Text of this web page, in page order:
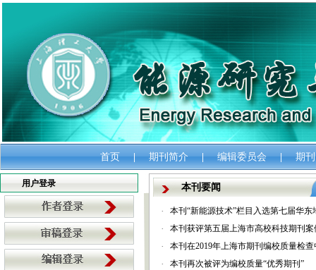
首页 | 期刊简介 | 编辑委员会 | 期
用户登录 本刊要闻
· 本刊“新能源技术”栏目入选第七届华
· 本刊获评第五届上海市高校科技期刊
· 本刊在2019年上海市期刊编校质量检
· 本刊再次被评为编校质量“优秀期刊”